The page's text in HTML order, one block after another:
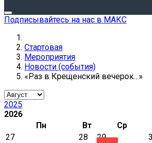
Подписывайтесь на нас в МАКС
Стартовая
Мероприятия
Новости (события)
«Раз в Крещенский вечерок…»
2025
2026
Пн
Вт Ср
27
28 29